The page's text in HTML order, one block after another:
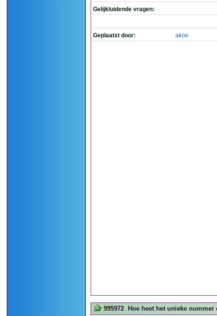
Gelijkluidende vragen:
Geplaatst door: akoe
995972 Hoe heet het unieke